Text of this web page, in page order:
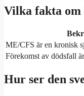
Vilka fakta om
ME/CFS är en kronisk
Förekomst av dödsfall
Hur ser den